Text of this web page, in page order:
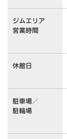
ジムエリア
営業時間
休館日
駐車場／
駐輪場